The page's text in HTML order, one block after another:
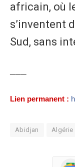
africain, où
s’inventent
Sud, sans
───
Lien permanent :
Abidjan Algérie